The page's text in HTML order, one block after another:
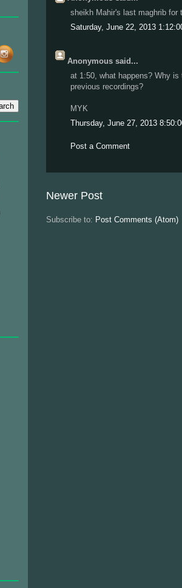
sheikh Mahir's last maghrib for
Saturday, June 22, 2013
Anonymous said...
at 1:50, what happens? Why
previous recordings?
MYK
Thursday, June 27, 2013
Post a Comment
Newer Post
Subscribe to: Post Comments (Atom)